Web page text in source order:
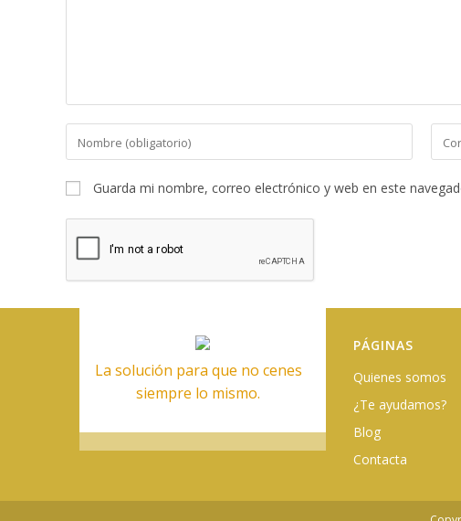
Guarda mi nombre, correo electrónico y web en este
La solución para que no cenes
siempre lo mismo.
PÁGINAS
Quienes somos
¿Te ayudamos?
Blog
Contacta